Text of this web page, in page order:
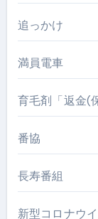
追っかけ
満員電車
育毛剤「返金(
番協
長寿番組
新型コロナウ